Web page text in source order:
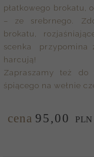
płatkowego brokatu,
– ze srebrnego.
brokatu,
scenka przypomina
harcują!
Zapraszamy też do
śpiącego na wełnie
cena 95,00 PLN